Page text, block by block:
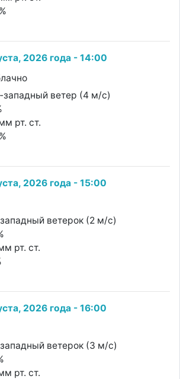
2026 года - 14:00
западный ветер (4 м/с)
рт. ст.
2026 года - 15:00
ветерок (2 м/с)
рт. ст.
2026 года - 16:00
ветерок (3 м/с)
рт. ст.